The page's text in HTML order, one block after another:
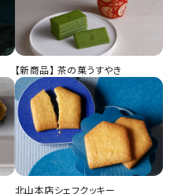
檸檬ミックス 15枚入
【新商品】 茶の菓うすやき
北山本店シェフクッキー